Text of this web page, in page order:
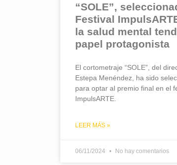
“SOLE”,
Festival
la salud mental
papel protagonista
El cortometraje “SOLE”, del
Estepa Menéndez, ha sido
para optar al premio final en el
ImpulsARTE.
LEER MÁS »
06/11/2024 No hay comentarios